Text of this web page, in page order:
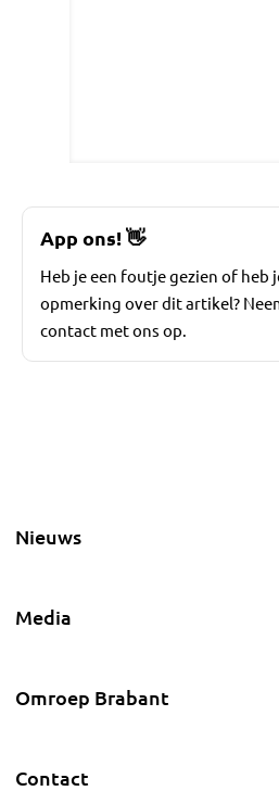
App ons!👋
Heb je een foutje gezien of heb
opmerking over dit artikel?
contact met ons op.
Nieuws
Media
Omroep Brabant
Contact